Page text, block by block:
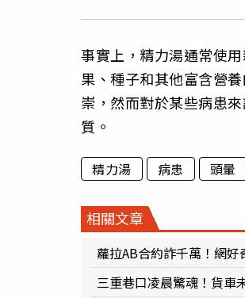
事實上，精力湯通常使
果、種子和其他富含營
崇，然而對於某些病患
質。
精力湯 病患 頭暈
相關文章
蘿拉AB合約詐千萬！網
三重巷口凌晨驚魂！貨